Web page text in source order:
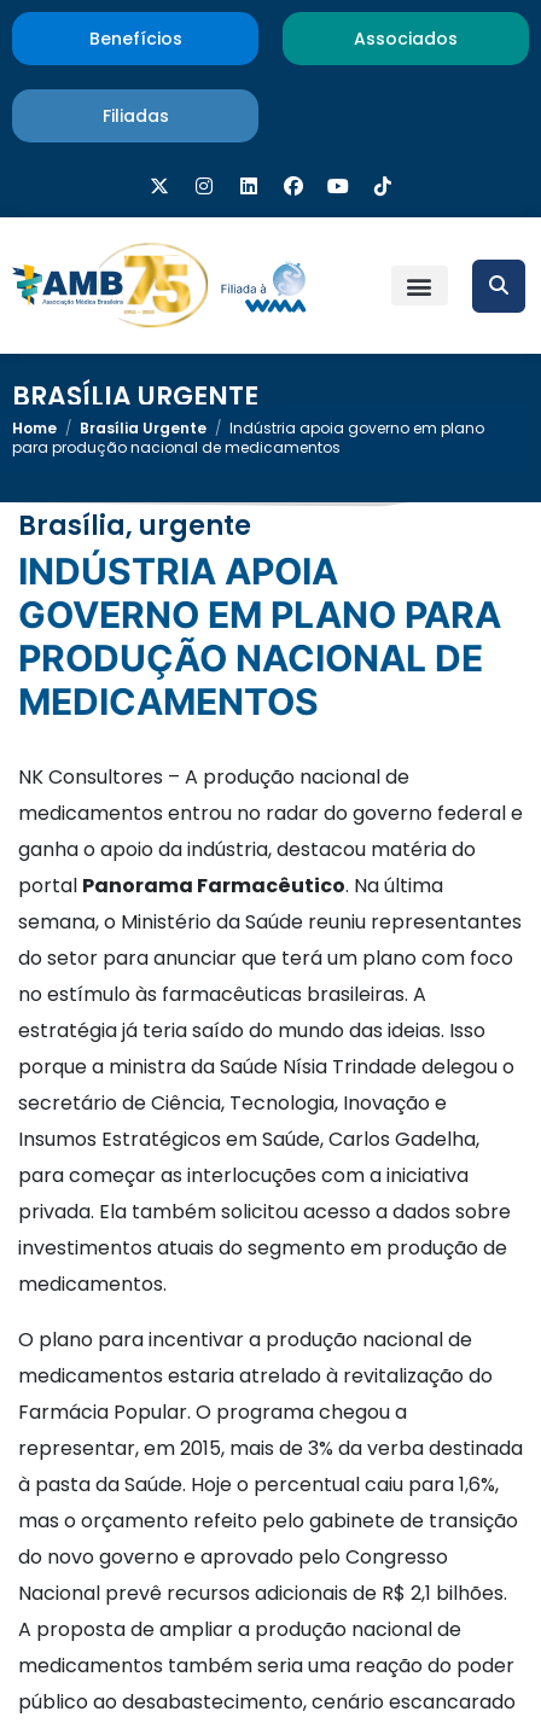
Benefícios Associados
Filiadas
BRASÍLIA URGENTE
Home / Brasília Urgente / Indústria apoia governo em plano
para produção nacional de medicamentos
Brasília, urgente
INDÚSTRIA APOIA
GOVERNO EM PLANO PARA
PRODUÇÃO NACIONAL DE
MEDICAMENTOS
NK Consultores – A produção nacional de
medicamentos entrou no radar do governo federal e
ganha o apoio da indústria, destacou matéria do
portal Panorama Farmacêutico. Na última
semana, o Ministério da Saúde reuniu representantes
do setor para anunciar que terá um plano com foco
no estímulo às farmacêuticas brasileiras. A
estratégia já teria saído do mundo das ideias. Isso
porque a ministra da Saúde Nísia Trindade delegou o
secretário de Ciência, Tecnologia, Inovação e
Insumos Estratégicos em Saúde, Carlos Gadelha,
para começar as interlocuções com a iniciativa
privada. Ela também solicitou acesso a dados sobre
investimentos atuais do segmento em produção de
medicamentos.
O plano para incentivar a produção nacional de
medicamentos estaria atrelado à revitalização do
Farmácia Popular. O programa chegou a
representar, em 2015, mais de 3% da verba destinada
à pasta da Saúde. Hoje o percentual caiu para 1,6%,
mas o orçamento refeito pelo gabinete de transição
do novo governo e aprovado pelo Congresso
Nacional prevê recursos adicionais de R$ 2,1 bilhões.
A proposta de ampliar a produção nacional de
medicamentos também seria uma reação do poder
público ao desabastecimento, cenário escancarado